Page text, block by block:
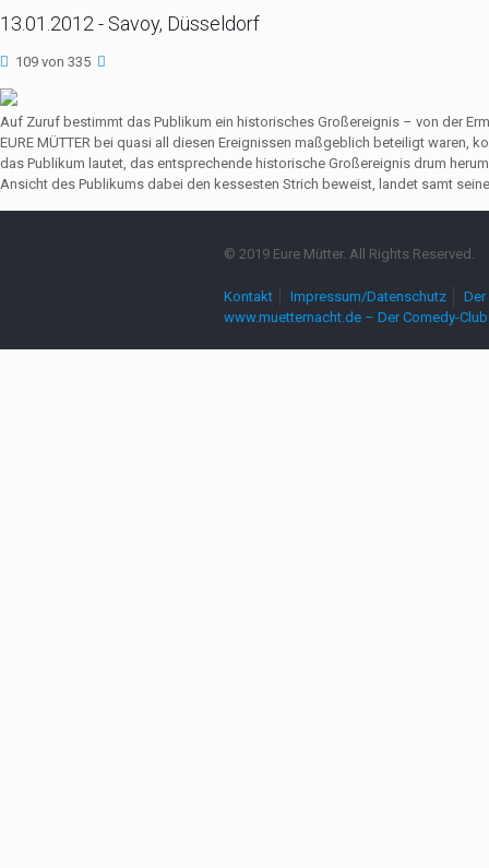
13.01.2012 - Savoy, Düsseldorf
109 von 335
Auf Zuruf bestimmt das Publikum ein historisches Großereignis – von der
EURE MÜTTER bei quasi all diesen Ereignissen maßgeblich beteiligt waren,
das Publikum lautet, das entsprechende historische Großereignis drum
Ansicht des Publikums dabei den kessesten Strich beweist, landet samt
© 2019 Eure Mütter. All Rights Reserved.
Kontakt Impressum/Datenschutz
www.muetternacht.de – Der Comedy-Club